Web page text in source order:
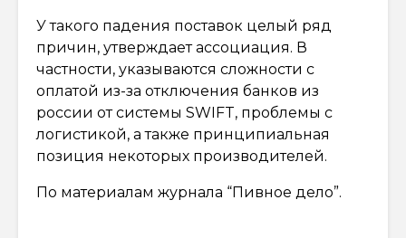
У такого падения поставок целый ряд
причин, утверждает ассоциация. В
частности, указываются сложности с
оплатой из-за отключения банков из
россии от системы SWIFT, проблемы с
логистикой, а также принципиальная
позиция некоторых производителей.
По материалам журнала “Пивное дело”.